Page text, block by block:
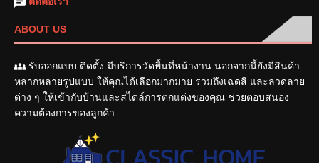
ABOUT US
รับออกแบบ ติดตั้ง มีบริการวัดพื้นที่หน้างาน นอกจากนี้ยังมีสินค้า
หลากหลายรูปแบบ ให้คุณได้เลือกมากมาย รวมถึงเฉดสี และลวดลาย
ต่าง ๆ ให้เข้ากับบ้านและสไตล์การตกแต่งของคุณ ช่วยตอบสนอง
ความต้องการของลูกค้า